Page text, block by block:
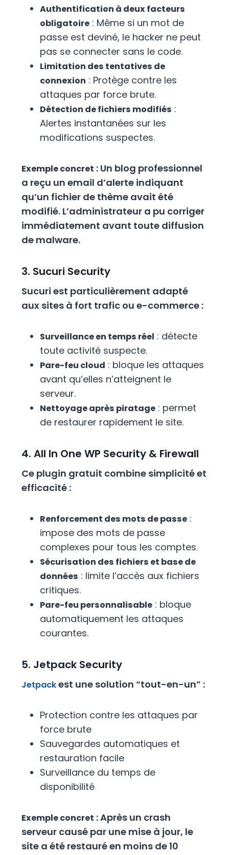
Authentification à deux facteurs
obligatoire: Même si un mot de
passe est deviné, le hacker ne peut
pas se connecter sans le code.
Limitation des tentatives de
connexion : Protège contre les
attaques par force brute.
Détection de fichiers modifiés :
Alertes instantanées sur les
modifications suspectes.
Exemple concret : Un blog professionnel
a reçu un email d’alerte indiquant
qu’un fichier de thème avait été
modifié. L’administrateur a pu corriger
immédiatement avant toute diffusion
de malware.
3. Sucuri Security
Sucuri est particulièrement adapté
aux sites à fort trafic ou e-commerce :
Surveillance en temps réel : détecte
toute activité suspecte.
Pare-feu cloud : bloque les attaques
avant qu’elles n’atteignent le
serveur.
Nettoyage après piratage: permet
de restaurer rapidement le site.
4. All In One WP Security & Firewall
Ce plugin gratuit combine simplicité et
efficacité :
Renforcement des mots de passe:
impose des mots de passe
complexes pour tous les comptes.
Sécurisation des fichiers et base de
données : limite l’accès aux fichiers
critiques.
Pare-feu personnalisable: bloque
automatiquement les attaques
courantes.
5. Jetpack Security
Jetpackest une solution “tout-en-un” :
Protection contre les attaques par
force brute
Sauvegardes automatiques et
restauration facile
Surveillance du temps de
disponibilité
Exemple concret : Après un crash
serveur causé par une mise à jour, le
site a été restauré en moins de 10